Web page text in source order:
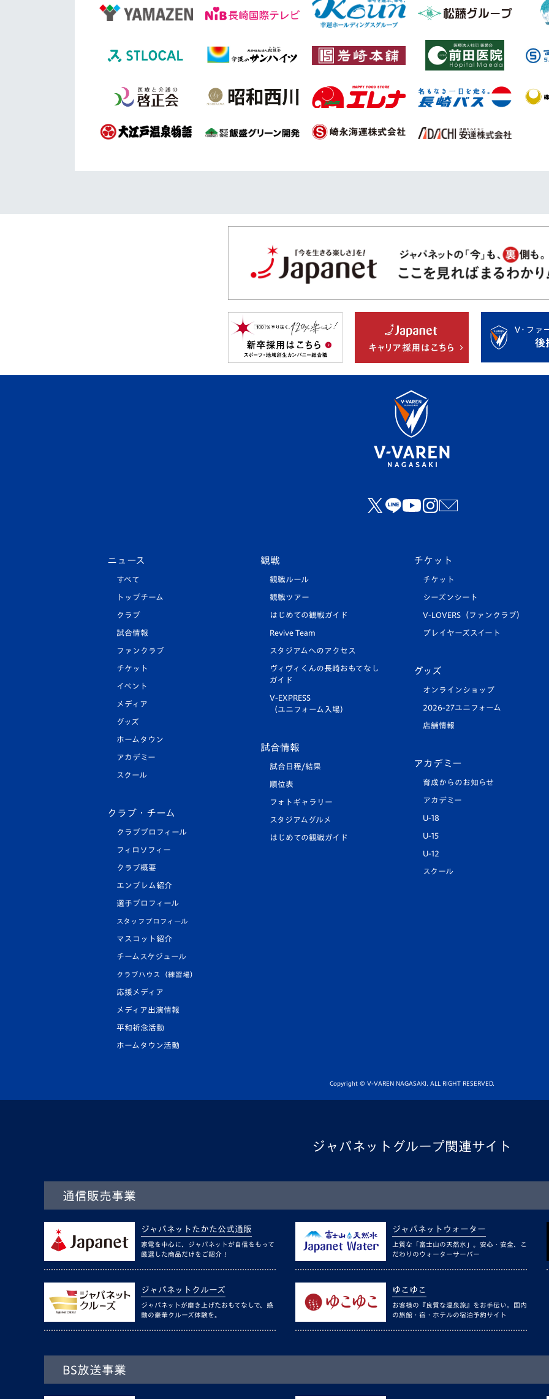
ニュース
すべて
トップチーム
クラブ
試合情報
ファンクラブ
チケット
イベント
メディア
グッズ
ホームタウン
アカデミー
スクール
クラブ・チーム
クラブプロフィール
フィロソフィー
クラブ概要
エンブレム紹介
選手プロフィール
スタッフプロフィール
マスコット紹介
チームスケジュール
クラブハウス（練習場）
応援メディア
メディア出演情報
平和祈念活動
ホームタウン活動
観戦
観戦ルール
観戦ツアー
はじめての観戦ガイド
Revive Team
スタジアムへのアクセス
ヴィヴィくんの長崎おもてなし
ガイド
V-EXPRESS
（ユニフォーム入場）
試合情報
試合日程/結果
順位表
フォトギャラリー
スタジアムグルメ
はじめての観戦ガイド
チケット
チケット
シーズンシート
V-LOVERS（ファンクラブ）
プレイヤーズスイート
グッズ
オンラインショップ
2026-27ユニフォーム
店舗情報
アカデミー
育成からのお知らせ
アカデミー
U-18
U-15
U-12
スクール
Copyright © V-VAREN NAGASAKI. ALL RIGHT RESERVED.
ジャパネットグループ関連サイト
通信販売事業
ジャパネットたかた公式通販
家電を中心に、ジャパネットが自信をもって
厳選した商品だけをご紹介！
ジャパネットウォーター
上質な「富士山の天然水」。安心・安全、こ
だわりのウォーターサーバー
ジャパネットクルーズ
ジャパネットが磨き上げたおもてなしで、感
動の豪華クルーズ体験を。
ゆこゆこ
お客様の『良質な温泉旅』をお手伝い。国内
の旅館・宿・ホテルの宿泊予約サイト
BS放送事業